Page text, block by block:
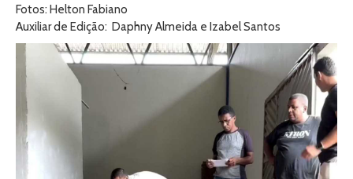
Fotos: Helton Fabiano
Auxiliar de Edição: Daphny Almeida e Izabel Santos